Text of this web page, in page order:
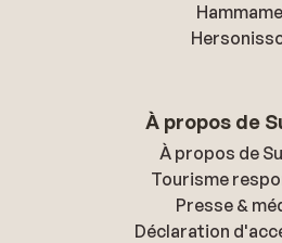
À propos de
À propos de
Tourisme
Presse &
Déclaration